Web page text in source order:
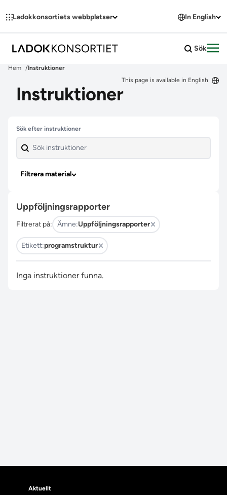
Ladokkonsortiets webbplatser In English
Sök
Hem
Instruktioner
This page is available in English
Instruktioner
Hoppa över filter
Sök efter instruktioner
Filtrera material
Uppföljningsrapporter
Filtrerat på: Ämne:Uppföljningsrapporter
Etikett:programstruktur
Inga instruktioner funna.
Aktuellt